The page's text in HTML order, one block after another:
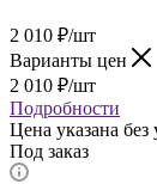
2 010 ₽/шт
Варианты цен
2 010 ₽/шт
Подробности
Цена указана
Под заказ